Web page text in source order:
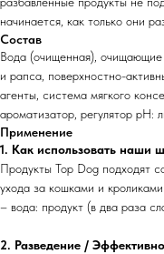
начинается, как только они
Состав
Вода (очищенная),
и рапса, поверхностно-
агенты, система мягкого
ароматизатор, регулятор рН:
Применение
1. Как использовать наши
Продукты Top Dog подходят
ухода за кошками и
– вода: продукт (в два раза
2. Разведение /